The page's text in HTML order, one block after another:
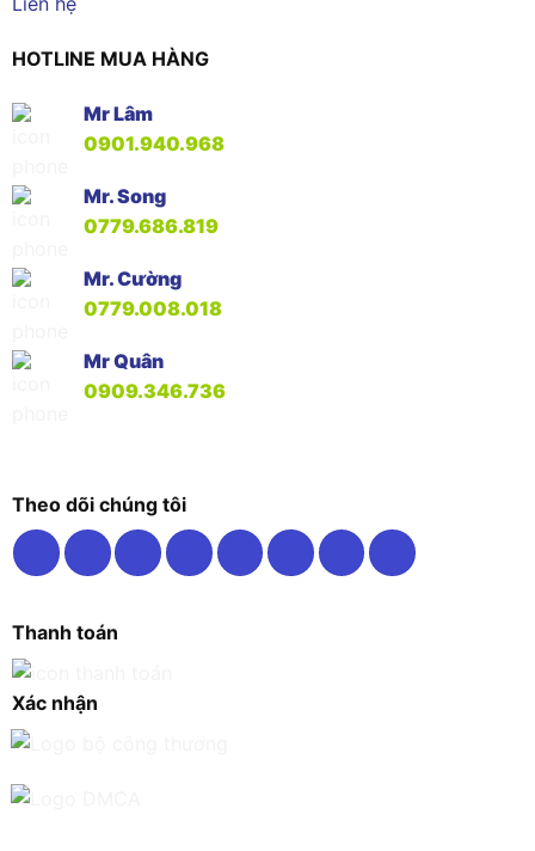
HOTLINE MUA HÀNG
Mr Lâm
0901.940.968
Mr. Song
0779.686.819
Mr. Cường
0779.008.018
Mr Quân
0909.346.736
Theo dõi chúng tôi
Thanh toán
Xác nhận